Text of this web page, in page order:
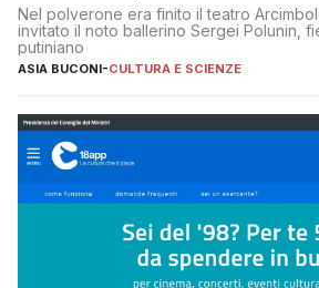
Nel polverone era finito il teatro
invitato il noto ballerino Sergei Polunin,
putiniano
ASIA BUCONI-CULTURA E SCIENZE